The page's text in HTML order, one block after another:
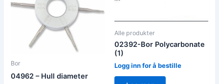
Bor
04962 – Hull diameter
Alle produkter
02392-Bor Polycarbonate
(1)
Logg inn for å bestille